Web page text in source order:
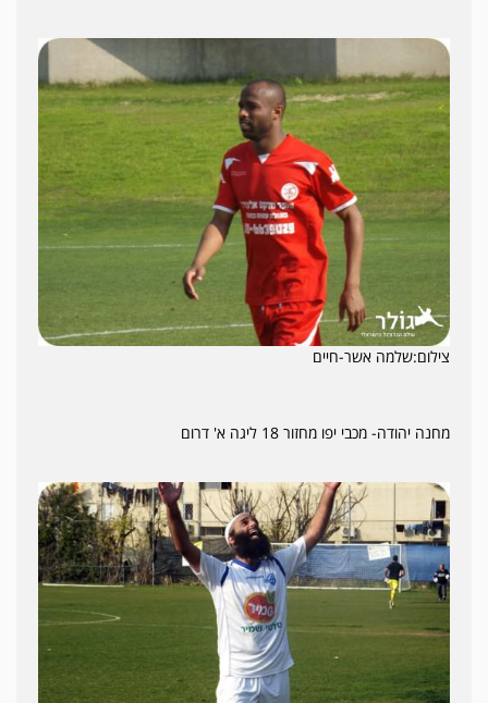
צילום:שלמה אשר-חיים
מחנה יהודה- מכבי יפו מחזור 18 ליגה א' דרום